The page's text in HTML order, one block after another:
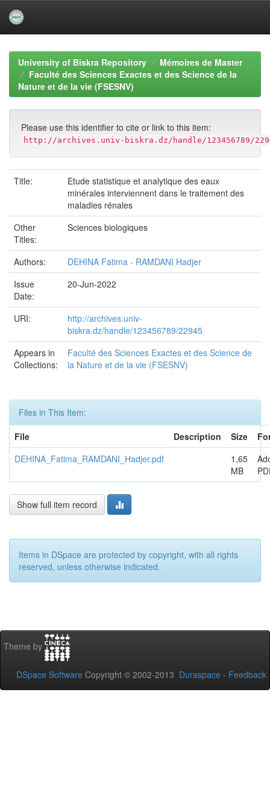
navigationUniversity of Biskra Repository
Mémoires de Master
Faculté des Sciences Exactes et des Science de la
Nature et de la vie (FSESNV)
Please use this identifier to cite or link to this item:
http://archives.univ-biskra.dz/handle/123456789/
Title:
Etude statistique et analytique des eaux
minérales interviennent dans le traitement des
maladies rénales
Other
Titles:
Sciences biologiques
Authors:
DEHINA Fatima - RAMDANI Hadjer
Issue
Date:
20-Jun-2022
URI:
http://archives.univ-
biskra.dz/handle/123456789/22945
Appears in
Collections:
Faculté des Sciences Exactes et des Science de
la Nature et de la vie (FSESNV)
Files in This Item:
File
Description Size
DEHINA_Fatima_RAMDANI_Hadjer.pdf
1,65
MB
Show full item record
Items in DSpace are protected by copyright, with all rights
reserved, unless otherwise indicated.
Theme by
DSpace Software Copyright © 2002-2013 Duraspace - Feedback